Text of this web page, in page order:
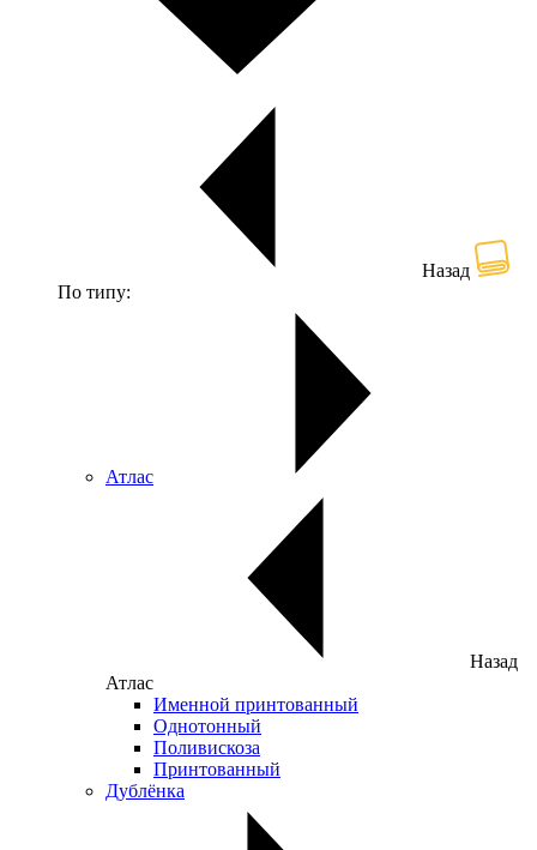
Назад
По типу:
Атлас
Назад
Атлас
Именной принтованный
Однотонный
Поливискоза
Принтованный
Дублёнка